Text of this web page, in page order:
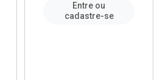
Entre ou
cadastre-se